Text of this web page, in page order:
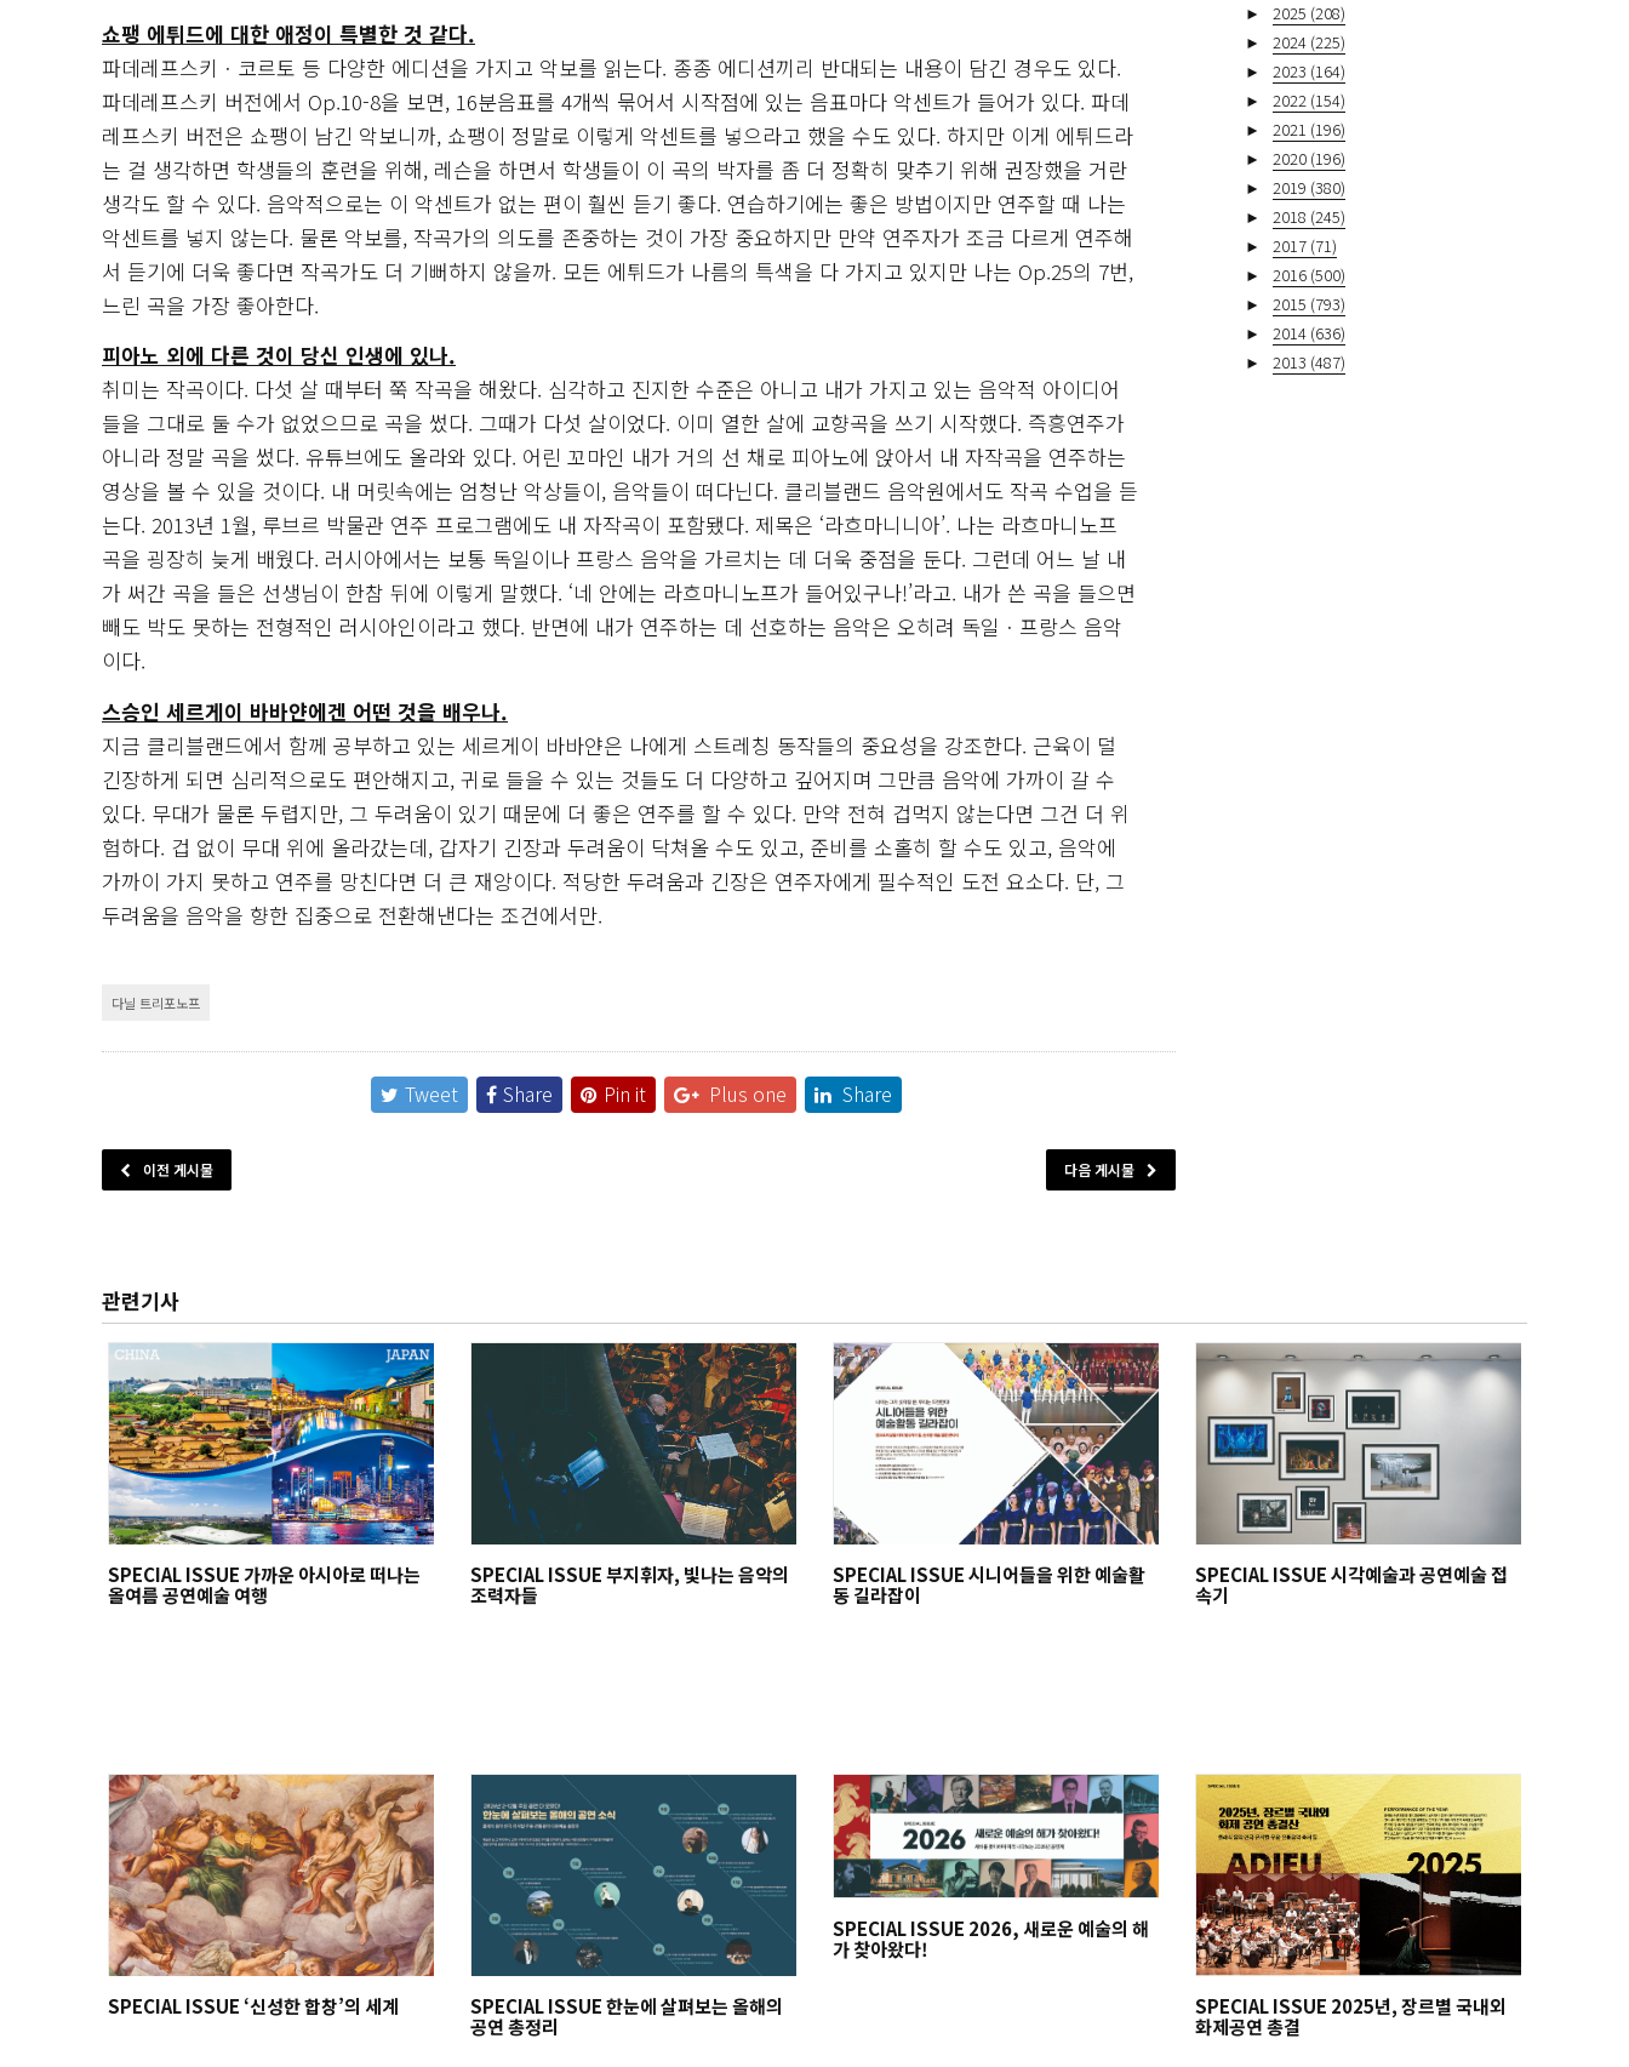
쇼팽 에튀드에 대한 애정이 특별한 것 같다.
파데레프스키ㆍ코르토 등 다양한 에디션을 가지고 악보를 읽는다. 종종 에디션끼리 반대되는 내용이 담긴 경우도 있다.
파데레프스키 버전에서 Op.10-8을 보면, 16분음표를 4개씩 묶어서 시작점에 있는 음표마다 악센트가 들어가 있다. 파데
레프스키 버전은 쇼팽이 남긴 악보니까, 쇼팽이 정말로 이렇게 악센트를 넣으라고 했을 수도 있다. 하지만 이게 에튀드라
는 걸 생각하면 학생들의 훈련을 위해, 레슨을 하면서 학생들이 이 곡의 박자를 좀 더 정확히 맞추기 위해 권장했을 거란
생각도 할 수 있다. 음악적으로는 이 악센트가 없는 편이 훨씬 듣기 좋다. 연습하기에는 좋은 방법이지만 연주할 때 나는
악센트를 넣지 않는다. 물론 악보를, 작곡가의 의도를 존중하는 것이 가장 중요하지만 만약 연주자가 조금 다르게 연주해
서 듣기에 더욱 좋다면 작곡가도 더 기뻐하지 않을까. 모든 에튀드가 나름의 특색을 다 가지고 있지만 나는 Op.25의 7번,
느린 곡을 가장 좋아한다.
피아노 외에 다른 것이 당신 인생에 있나.
취미는 작곡이다. 다섯 살 때부터 쭉 작곡을 해왔다. 심각하고 진지한 수준은 아니고 내가 가지고 있는 음악적 아이디어
들을 그대로 둘 수가 없었으므로 곡을 썼다. 그때가 다섯 살이었다. 이미 열한 살에 교향곡을 쓰기 시작했다. 즉흥연주가
아니라 정말 곡을 썼다. 유튜브에도 올라와 있다. 어린 꼬마인 내가 거의 선 채로 피아노에 앉아서 내 자작곡을 연주하는
영상을 볼 수 있을 것이다. 내 머릿속에는 엄청난 악상들이, 음악들이 떠다닌다. 클리블랜드 음악원에서도 작곡 수업을 듣
는다. 2013년 1월, 루브르 박물관 연주 프로그램에도 내 자작곡이 포함됐다. 제목은 ‘라흐마니니아’. 나는 라흐마니노프
곡을 굉장히 늦게 배웠다. 러시아에서는 보통 독일이나 프랑스 음악을 가르치는 데 더욱 중점을 둔다. 그런데 어느 날 내
가 써간 곡을 들은 선생님이 한참 뒤에 이렇게 말했다. ‘네 안에는 라흐마니노프가 들어있구나!’라고. 내가 쓴 곡을 들으면
빼도 박도 못하는 전형적인 러시아인이라고 했다. 반면에 내가 연주하는 데 선호하는 음악은 오히려 독일ㆍ프랑스 음악
이다.
스승인 세르게이 바바얀에겐 어떤 것을 배우나.
지금 클리블랜드에서 함께 공부하고 있는 세르게이 바바얀은 나에게 스트레칭 동작들의 중요성을 강조한다. 근육이 덜
긴장하게 되면 심리적으로도 편안해지고, 귀로 들을 수 있는 것들도 더 다양하고 깊어지며 그만큼 음악에 가까이 갈 수
있다. 무대가 물론 두렵지만, 그 두려움이 있기 때문에 더 좋은 연주를 할 수 있다. 만약 전혀 겁먹지 않는다면 그건 더 위
험하다. 겁 없이 무대 위에 올라갔는데, 갑자기 긴장과 두려움이 닥쳐올 수도 있고, 준비를 소홀히 할 수도 있고, 음악에
가까이 가지 못하고 연주를 망친다면 더 큰 재앙이다. 적당한 두려움과 긴장은 연주자에게 필수적인 도전 요소다. 단, 그
두려움을 음악을 향한 집중으로 전환해낸다는 조건에서만.
다닐 트리포노프
Tweet Share Pin it Plus one Share
이전 게시물 다음 게시물
►
2025 (208)
►
2024 (225)
►
2023 (164)
►
2022 (154)
►
2021 (196)
►
2020 (196)
►
2019 (380)
►
2018 (245)
►
2017 (71)
►
2016 (500)
►
2015 (793)
►
2014 (636)
►
2013 (487)
관련기사
SPECIAL ISSUE 가까운 아시아로 떠나는
올여름 공연예술 여행
SPECIAL ISSUE 부지휘자, 빛나는 음악의
조력자들
SPECIAL ISSUE 시니어들을 위한 예술활
동 길라잡이
SPECIAL ISSUE 시각예술과 공연예술 접
속기
SPECIAL ISSUE ‘신성한 합창’의 세계
SPECIAL ISSUE 한눈에 살펴보는 올해의
공연 총정리
SPECIAL ISSUE 2026, 새로운 예술의 해
가 찾아왔다!
SPECIAL ISSUE 2025년, 장르별 국내외
화제공연 총결